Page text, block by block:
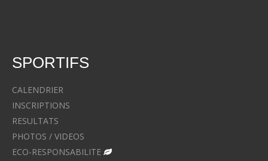
SPORTIFS
CALENDRIER
INSCRIPTIONS
RESULTATS
PHOTOS / VIDEOS
ECO-RESPONSABILITE